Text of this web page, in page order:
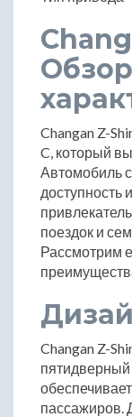
Changan Z-
C, который
Автомобиль
доступность
поездок и
Рассмотрим
Changan Z-
пятидверный
пассажиров.